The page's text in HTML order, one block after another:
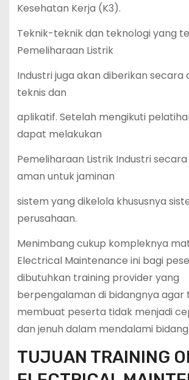
Kesehatan Kerja (K3).
Teknik-teknik dan teknologi yang
Pemeliharaan Listrik
Industri juga akan diberikan secara
teknis dan
aplikatif. Setelah mengikuti
dapat melakukan
Pemeliharaan Listrik Industri
aman untuk jaminan
sistem yang dikelola khususnya
perusahaan.
Menimbang cukup kompleknya
Electrical Maintenance ini bagi
dibutuhkan training provider yang
berpengalaman di bidangnya agar
membuat peserta tidak menjadi
dan jenuh dalam mendalami
TUJUAN TRAINING